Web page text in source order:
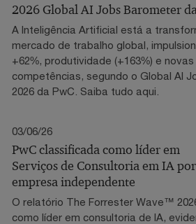
2026 Global AI Jobs Barometer
A Inteligência Artificial está a
mercado de trabalho global,
+62%, produtividade (+163%) e
competências, segundo o Global AI
2026 da PwC. Saiba tudo aqui.
03/06/26
PwC classificada como líder em
Serviços de Consultoria em IA por
empresa independente
O relatório The Forrester Wave™
como líder em consultoria de IA,